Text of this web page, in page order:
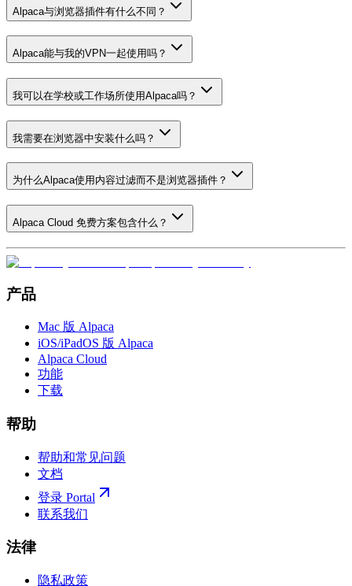
Alpaca与浏览器插件有什么不同？
Alpaca能与我的VPN一起使用吗？
我可以在学校或工作场所使用Alpaca吗？
我需要在浏览器中安装什么吗？
为什么Alpaca使用内容过滤而不是浏览器插件？
Alpaca Cloud 免费方案包含什么？
产品
Mac 版 Alpaca
iOS/iPadOS 版 Alpaca
Alpaca Cloud
功能
下载
帮助
帮助和常见问题
文档
登录 Portal
联系我们
法律
隐私政策